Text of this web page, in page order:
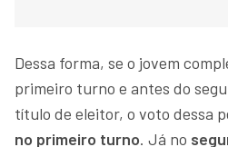
Dessa forma, se o jovem
primeiro turno e antes do
título de eleitor, o voto dessa
no primeiro turno. Já no